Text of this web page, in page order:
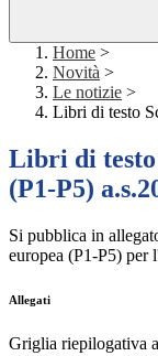
Home >
Novità >
Le notizie >
Libri di testo
Libri di
(P1-P5)
Si pubblica in
europea (P1-P5) per
Allegati
Griglia riepilogativa